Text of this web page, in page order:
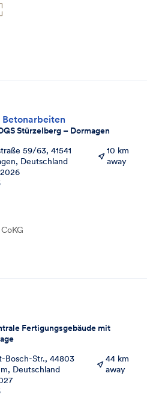
Stürzelberg – Dormagen
59/63, 41541
Deutschland
10 km
away
Fertigungsgebäude mit
Bosch-Str., 44803
Deutschland
44 km
away